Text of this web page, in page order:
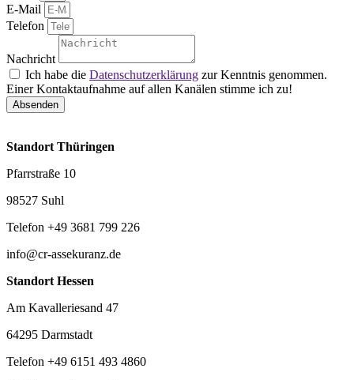
E-Mail
Telefon
Nachricht
Ich habe die Datenschutzerklärung zur Kenntnis genommen.
Einer Kontaktaufnahme auf allen Kanälen stimme ich zu!
Absenden
Standort Thüringen
Pfarrstraße 10
98527 Suhl
Telefon +49 3681 799 226
info@cr-assekuranz.de
Standort Hessen
Am Kavalleriesand 47
64295 Darmstadt
Telefon +49 6151 493 4860